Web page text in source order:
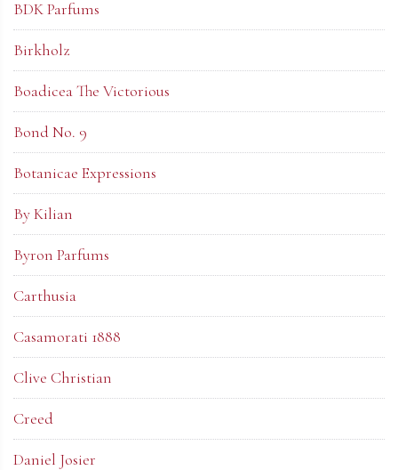
BDK Parfums
Birkholz
Boadicea The Victorious
Bond No. 9
Botanicae Expressions
By Kilian
Byron Parfums
Carthusia
Casamorati 1888
Clive Christian
Creed
Daniel Josier